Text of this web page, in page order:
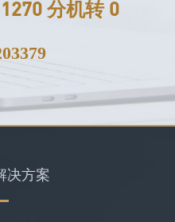
分机转 0
决方案